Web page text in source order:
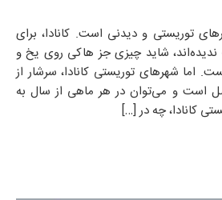
توریستی و دیدنی است. کانادا، برای
ندیده‌اند، شاید چیزی جز هاکی روی یخ و
اما شهرهای توریستی کانادا، سرشار از
دیدنی و 4 فصل است و می‌توان در هر ماهی از سال به
کانادا، چه در […]